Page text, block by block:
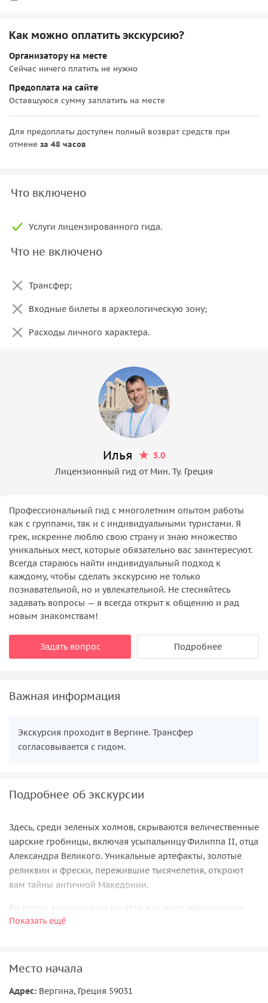
Как можно оплатить экскурсию?
Организатору на месте
Сейчас ничего платить не нужно
Предоплата на сайте
Оставшуюся сумму заплатить на месте
Для предоплаты доступен полный возврат средств при
отмене за 48 часов
Что включено
Услуги лицензированного гида.
Что не включено
Трансфер;
Входные билеты в археологическую зону;
Расходы личного характера.
Илья
5.0
Лицензионный гид от Мин. Ту. Греция
Профессиональный гид с многолетним опытом работы
как с группами, так и с индивидуальными туристами. Я
грек, искренне люблю свою страну и знаю множество
уникальных мест, которые обязательно вас заинтересуют.
Всегда стараюсь найти индивидуальный подход к
каждому, чтобы сделать экскурсию не только
познавательной, но и увлекательной. Не стесняйтесь
задавать вопросы — я всегда открыт к общению и рад
новым знакомствам!
Задать вопрос Подробнее
Важная информация
Экскурсия проходит в Вергине. Трансфер
согласовывается с гидом.
Подробнее об экскурсии
Здесь, среди зеленых холмов, скрываются величественные
царские гробницы, включая усыпальницу Филиппа II, отца
Александра Великого. Уникальные артефакты, золотые
реликвии и фрески, пережившие тысячелетия, откроют
вам тайны античной Македонии.
Во время экскурсии вы узнаете, как жили македонские
цари, какие загадки хранят древние погребальные
археологию и атмосферу древности, позволяя вам
прошлого.
Показать ещё
Место начала
Адрес: Вергина, Греция 59031